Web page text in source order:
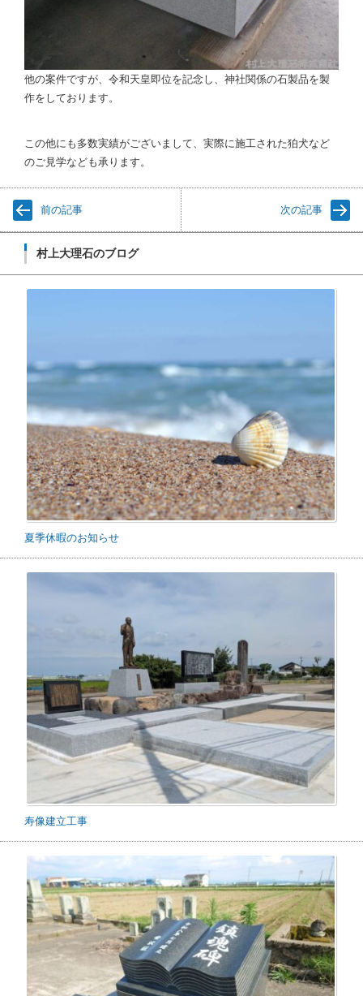
他の案件ですが、令和天皇即位を記念し、神社関係の石製品を製
作をしております。
この他にも多数実績がございまして、実際に施工された狛犬など
のご見学なども承ります。
前の記事 次の記事
村上大理石のブログ
夏季休暇のお知らせ
寿像建立工事